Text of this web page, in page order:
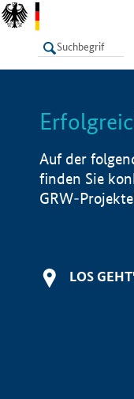
LISTE
Auf der
finden Sie
GRW-
LOS